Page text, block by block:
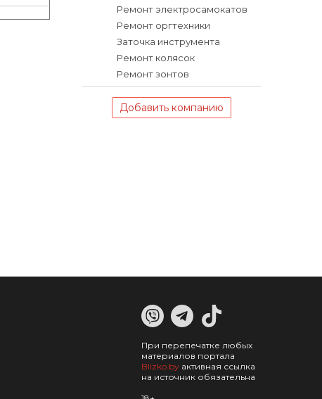
Ремонт электросамокатов
Ремонт оргтехники
Заточка инструмента
Ремонт колясок
Ремонт зонтов
Добавить компанию
При перепечатке любых
материалов портала
Blizko.by активная ссылка
на источник обязательна